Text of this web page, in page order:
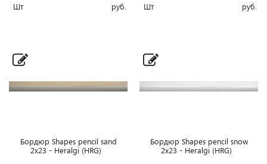
Шт руб. Шт руб.
Бордюр Shapes pencil sand
2x23 - Heralgi (HRG)
Бордюр Shapes pencil snow
2x23 - Heralgi (HRG)